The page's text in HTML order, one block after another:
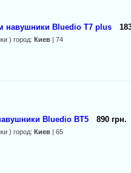
навушники Bluedio T7 plus
) город: Киев| 74
Bluedio BT5 890 грн.
) город: Киев| 65